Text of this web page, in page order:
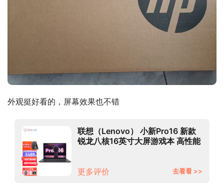
外观挺好看的，屏幕效果也不错
联想（Lenovo） 小新Pro16 新款
锐龙八核16英寸大屏游戏本 高性能
2.5K超清屏丨高色域
更多评价 去看看 >>